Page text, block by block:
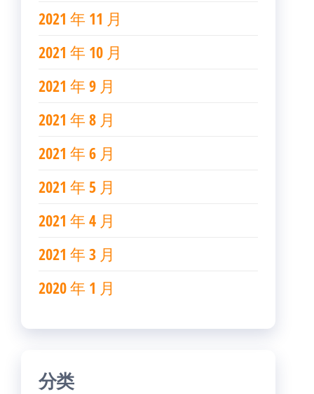
2021 年 11 月
2021 年 10 月
2021 年 9 月
2021 年 8 月
2021 年 6 月
2021 年 5 月
2021 年 4 月
2021 年 3 月
2020 年 1 月
分类